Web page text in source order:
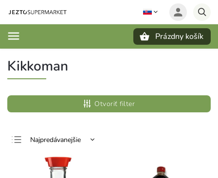
Prázdny košík
Kikkoman
Otvoriť filter
Najpredávanejšie
Najlacnejšie
Najdrahšie